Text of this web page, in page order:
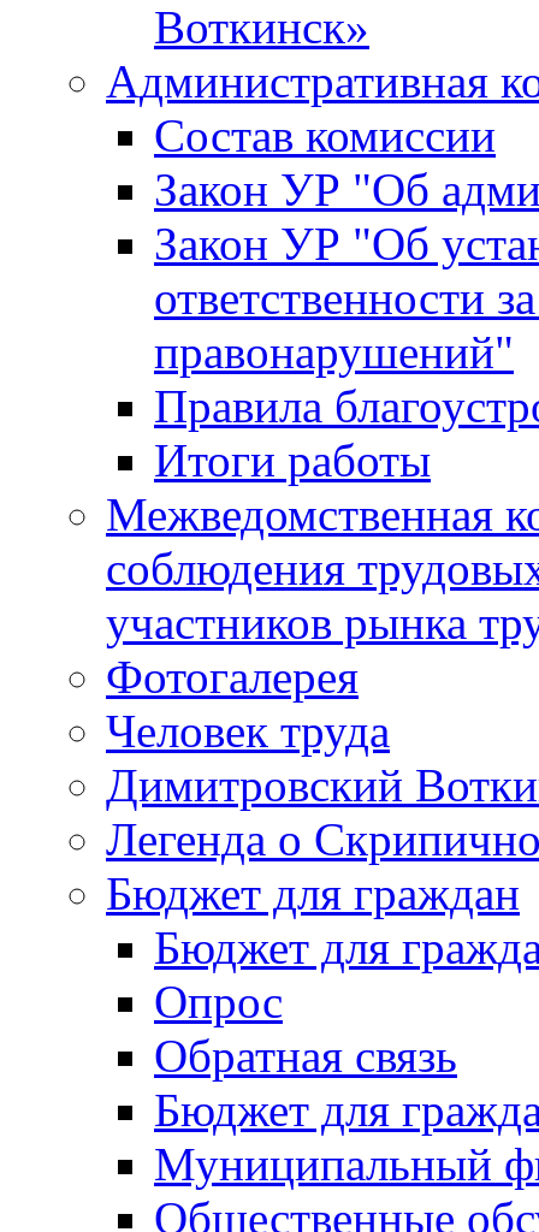
Воткинск»
Административная
Состав комиссии
Закон УР "Об
Закон УР "Об
ответственности
правонарушений"
Правила
Итоги работы
Межведомственная
соблюдения
участников рынка
Фотогалерея
Человек труда
Димитровский
Легенда о
Бюджет для граждан
Бюджет для
Опрос
Обратная связь
Бюджет для
Муниципальный
Общественные